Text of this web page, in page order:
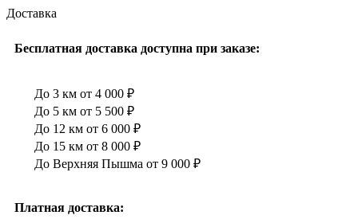
Доставка
Бесплатная доставка доступна при заказе:
До 3 км от 4 000 ₽
До 5 км от 5 500 ₽
До 12 км от 6 000 ₽
До 15 км от 8 000 ₽
До Верхняя Пышма от 9 000 ₽
Платная доставка: